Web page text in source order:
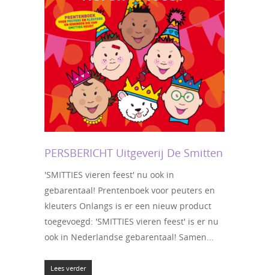
PERSBERICHT Uitgeverij De Smitten
'SMITTIES vieren feest' nu ook in
gebarentaal! Prentenboek voor peuters en
kleuters Onlangs is er een nieuw product
toegevoegd: 'SMITTIES vieren feest' is er nu
ook in Nederlandse gebarentaal! Samen...
Lees verder